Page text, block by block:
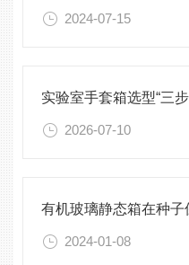
2024-07-15
2026-07-10
2024-01-08